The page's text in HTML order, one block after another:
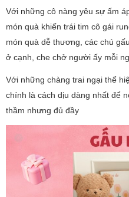
Với những cô nàng yêu sự ấm
món quà khiến trái tim cô gái
món quà dễ thương, các chú
ở cạnh, che chở người ấy mỗi
Với những chàng trai ngại thể
chính là cách dịu dàng nhất để
thầm nhưng đủ đầy